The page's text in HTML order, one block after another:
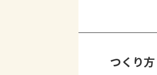
つくり方